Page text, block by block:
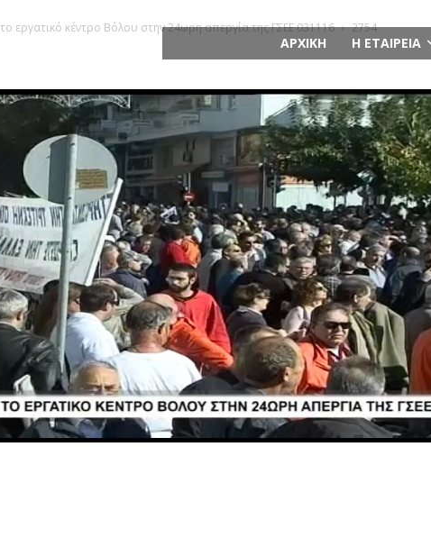
ΑΡΧΙΚΗ Η ΕΤΑΙΡΕΙΑ
εργατικό κέντρο Βόλου στην 24ωρη απεργία της ΓΣΕΕ 031116 2754